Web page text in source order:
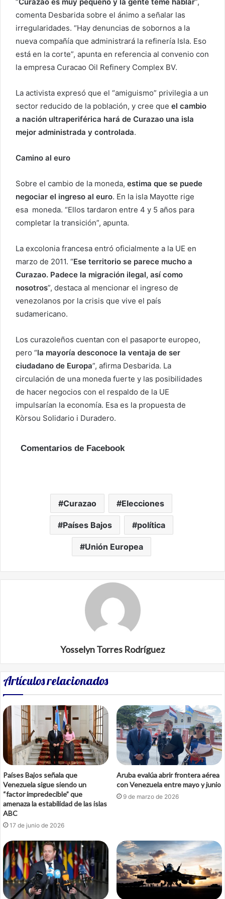
comenta Desbarida sobre el ánimo a señalar las
irregularidades. “Hay denuncias de sobornos a la
nueva compañía que administrará la refinería Isla. Eso
está en la corte”, apunta en referencia al convenio con
la empresa Curacao Oil Refinery Complex BV.
La activista expresó que el “amiguismo” privilegia a un
sector reducido de la población, y cree que el cambio
a nación ultraperiférica hará de Curazao una isla
mejor administrada y controlada.
Camino al euro
Sobre el cambio de la moneda, estima que se puede
negociar el ingreso al euro. En la isla Mayotte rige
esa moneda. “Ellos tardaron entre 4 y 5 años para
completar la transición”, apunta.
La excolonia francesa entró oficialmente a la UE en
marzo de 2011. “Ese territorio se parece mucho a
Curazao. Padece la migración ilegal, así como
nosotros”, destaca al mencionar el ingreso de
venezolanos por la crisis que vive el país
sudamericano.
Los curazoleños cuentan con el pasaporte europeo,
pero “la mayoría desconoce la ventaja de ser
ciudadano de Europa”, afirma Desbarida. La
circulación de una moneda fuerte y las posibilidades
de hacer negocios con el respaldo de la UE
impulsarían la economía. Esa es la propuesta de
Kòrsou Solidario i Duradero.
Comentarios de Facebook
Curazao Elecciones
Países Bajos política
Unión Europea
Yosselyn Torres Rodríguez
Artículos relacionados
Países Bajos señala que
Venezuela sigue siendo un
“factor impredecible” que
amenaza la estabilidad de las islas
ABC
17 de junio de 2026
Aruba evalúa abrir frontera aérea
con Venezuela entre mayo y junio
9 de marzo de 2026